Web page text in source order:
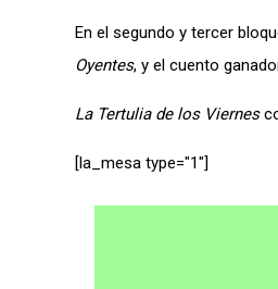
En el segundo y tercer
Oyentes, y el cuento
La Tertulia de los Viernes
[la_mesa type="1″]